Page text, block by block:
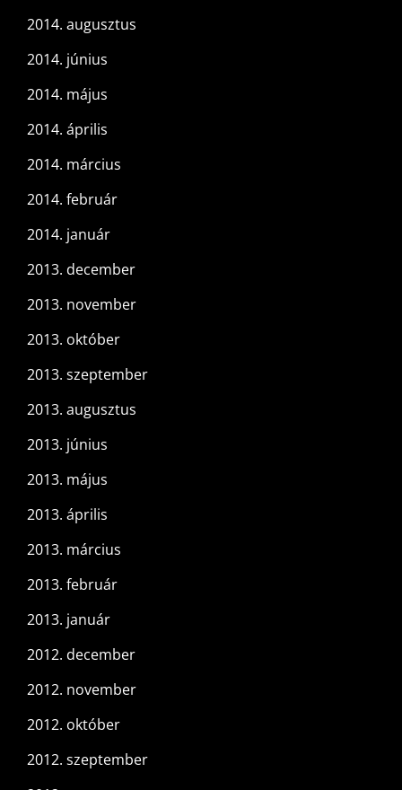
2014. augusztus
2014. június
2014. május
2014. április
2014. március
2014. február
2014. január
2013. december
2013. november
2013. október
2013. szeptember
2013. augusztus
2013. június
2013. május
2013. április
2013. március
2013. február
2013. január
2012. december
2012. november
2012. október
2012. szeptember